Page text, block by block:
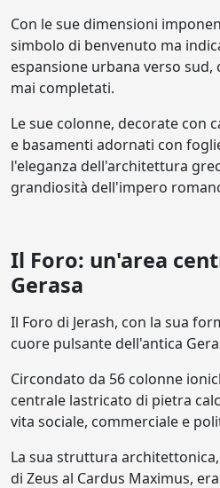
Con le sue dimensioni
simbolo di benvenuto ma
espansione urbana verso
mai completati.
Le sue colonne, decorate con
e basamenti adornati con
l'eleganza dell'architettura
grandiosità dell'impero
Il Foro: un'area
Gerasa
Il Foro di Jerash, con la sua
cuore pulsante dell'antica
Circondato da 56 colonne
centrale lastricato di pietra
vita sociale, commerciale e
La sua struttura
di Zeus al Cardus Maximus,